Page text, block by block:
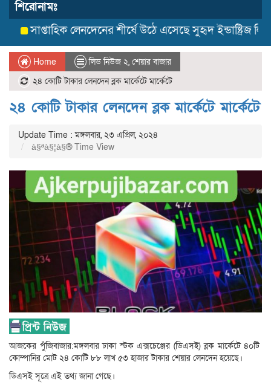
শিরোনামঃ
সাপ্তাহিক লেনদেনের শীর্ষে উঠে এসেছে সুহৃদ ইন্ডাষ্ট্রিজ লিমিটেড
Home লিড নিউজ ২, শেয়ার বাজার
২৪ কোটি টাকার লেনদেন ব্লক মার্কেটে মার্কেটে
২৪ কোটি টাকার লেনদেন ব্লক মার্কেটে মার্কেটে
Update Time : মঙ্গলবার, ২৩ এপ্রিল, ২০২৪
à§ªà§¦à§® Time View
আজকের পুঁজিবাজার:মঙ্গলবার ঢাকা স্টক এক্সচেঞ্জের (ডিএসই) ব্লক মার্কেটে ৪০টি
কোম্পানির মোট ২৪ কোটি ৮৮ লাখ ৫৩ হাজার টাকার শেয়ার লেনদেন হয়েছে।
ডিএসই সূত্রে এই তথ্য জানা গেছে।